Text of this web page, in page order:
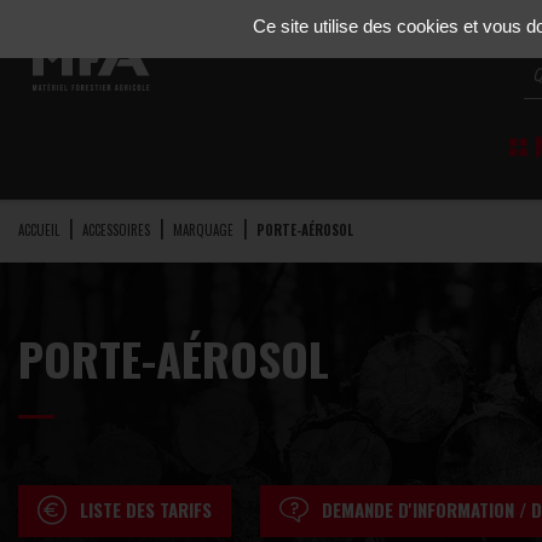
ACCUEIL ACCESSOIRES MARQUAGE PORTE-AÉROSOL
PORTE-AÉROSOL
LISTE DES TARIFS DEMANDE D'INFORMATION /
Ce site utilise des cookies et vous